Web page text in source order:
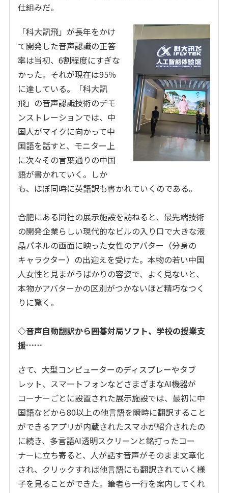
仕組みだ。
「科大訊飛」が長年をかけ
て開発した音声認識の正答
率は当初、 6割程度にすぎな
かった。それが現在は95％
に達している。「科大訊
飛」の音声認識技術のデモ
ンストレーションでは、中
国人がマイクに向かって中
国語を話すと、モニター上
に次々その言葉通りの中国
語が書かれていく。しか
も、ほぼ同時に英語訳も書かれていくのである。
合肥にある同社の展示施設を訪ねると、最先端技術
の開発企業らしい現代的なビルの入り口で大きな液
晶パネルの画面に映った女性のアバター（分身の
キャラクター）の出迎えを受けた。本物の若い中国
人女性と見まがうばかりの容姿で、よく見ないと、
本物かアバターかの区別がつかないほど精巧なつく
りに驚く。
◇音声自動翻訳から囲碁対局ソフト、学校の授業支
援……
さて、大型コンピューターのディスプレーやタブ
レット、スマートフォンなどさまざまなAI機器が
コーナーごとに設置された展示施設では、最初に中
国語などから80以上の他言語を瞬時に翻訳すること
ができるアプリが内蔵されたスマホが紹介されたの
に続き、多言語AI透明スクリーンと銘打ったコー
ナーに立ち寄ると、人が話す音声がそのまま文章化
され、クリックすれば他言語にも翻訳されていく様
子を見ることができた。筆者ら一行を案内してくれ